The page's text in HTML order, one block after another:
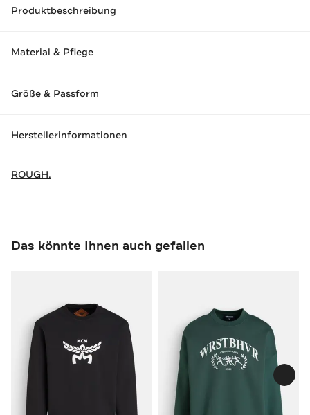
Produktbeschreibung
Material & Pflege
Größe & Passform
Herstellerinformationen
ROUGH.
Das könnte Ihnen auch gefallen